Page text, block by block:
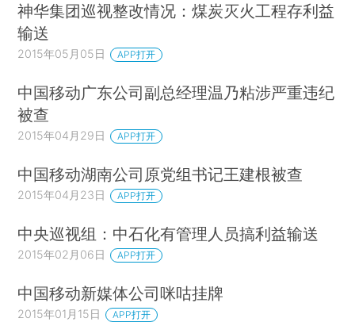
神华集团巡视整改情况：煤炭灭火工程存利益
输送
2015年05月05日 APP打开
中国移动广东公司副总经理温乃粘涉严重违纪
被查
2015年04月29日 APP打开
中国移动湖南公司原党组书记王建根被查
2015年04月23日 APP打开
中央巡视组：中石化有管理人员搞利益输送
2015年02月06日 APP打开
中国移动新媒体公司咪咕挂牌
2015年01月15日 APP打开